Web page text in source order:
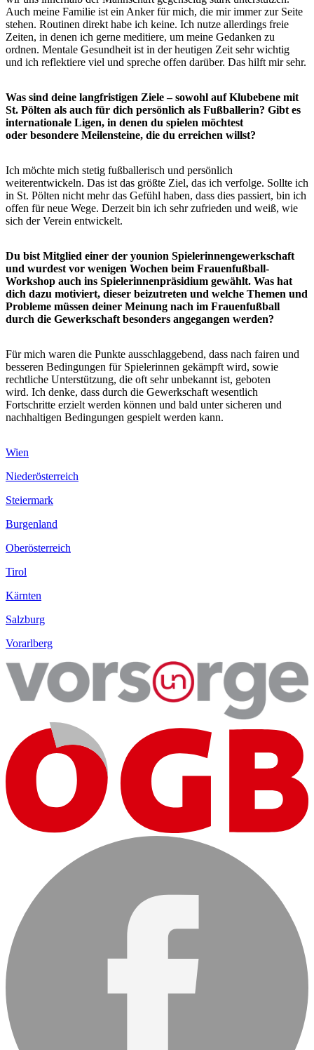
Auch meine Familie ist ein Anker für mich, die mir immer zur Seite
stehen. Routinen direkt habe ich keine. Ich nutze allerdings freie
Zeiten, in denen ich gerne meditiere, um meine Gedanken zu
ordnen. Mentale Gesundheit ist in der heutigen Zeit sehr wichtig
und ich reflektiere viel und spreche offen darüber. Das hilft mir sehr.
Was sind deine langfristigen Ziele – sowohl auf Klubebene mit
St. Pölten als auch für dich persönlich als Fußballerin? Gibt es
internationale Ligen, in denen du spielen möchtest
oder besondere Meilensteine, die du erreichen willst?
Ich möchte mich stetig fußballerisch und persönlich
weiterentwickeln. Das ist das größte Ziel, das ich verfolge. Sollte ich
in St. Pölten nicht mehr das Gefühl haben, dass dies passiert, bin ich
offen für neue Wege. Derzeit bin ich sehr zufrieden und weiß, wie
sich der Verein entwickelt.
Du bist Mitglied einer der younion Spielerinnengewerkschaft
und wurdest vor wenigen Wochen beim Frauenfußball-
Workshop auch ins Spielerinnenpräsidium gewählt. Was hat
dich dazu motiviert, dieser beizutreten und welche Themen und
Probleme müssen deiner Meinung nach im Frauenfußball
durch die Gewerkschaft besonders angegangen werden?
Für mich waren die Punkte ausschlaggebend, dass nach fairen und
besseren Bedingungen für Spielerinnen gekämpft wird, sowie
rechtliche Unterstützung, die oft sehr unbekannt ist, geboten
wird. Ich denke, dass durch die Gewerkschaft wesentlich
Fortschritte erzielt werden können und bald unter sicheren und
nachhaltigen Bedingungen gespielt werden kann.
Wien
Niederösterreich
Steiermark
Burgenland
Oberösterreich
Tirol
Kärnten
Salzburg
Vorarlberg